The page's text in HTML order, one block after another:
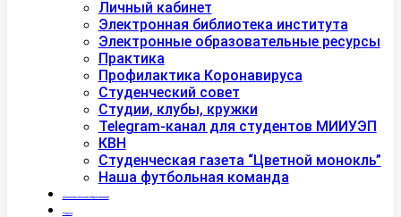
Личный кабинет
Электронная библиотека института
Электронные образовательные ресурсы
Практика
Профилактика Коронавируса
Студенческий совет
Студии, клубы, кружки
Telegram-канал для студентов МИИУЭП
КВН
Студенческая газета “Цветной монокль”
Наша футбольная команда
Дополнительное образование
Наука